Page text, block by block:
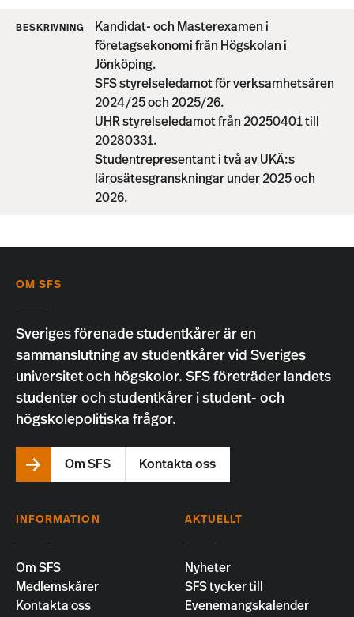
BESKRIVNING
Kandidat- och Masterexamen i
företagsekonomi från Högskolan i
Jönköping.
SFS styrelseledamot för verksamhetsåren
2024/25 och 2025/26.
UHR styrelseledamot från 20250401 till
20280331.
Studentrepresentant i två av UKÄ:s
lärosätesgranskningar under 2025 och
2026.
OM SFS
Sveriges förenade studentkårer är en
sammanslutning av studentkårer vid Sveriges
universitet och högskolor. SFS företräder landets
studenter och studentkårer i student- och
högskolepolitiska frågor.
Om SFS Kontakta oss
INFORMATION
Om SFS
Medlemskårer
Kontakta oss
AKTUELLT
Nyheter
SFS tycker till
Evenemangskalender